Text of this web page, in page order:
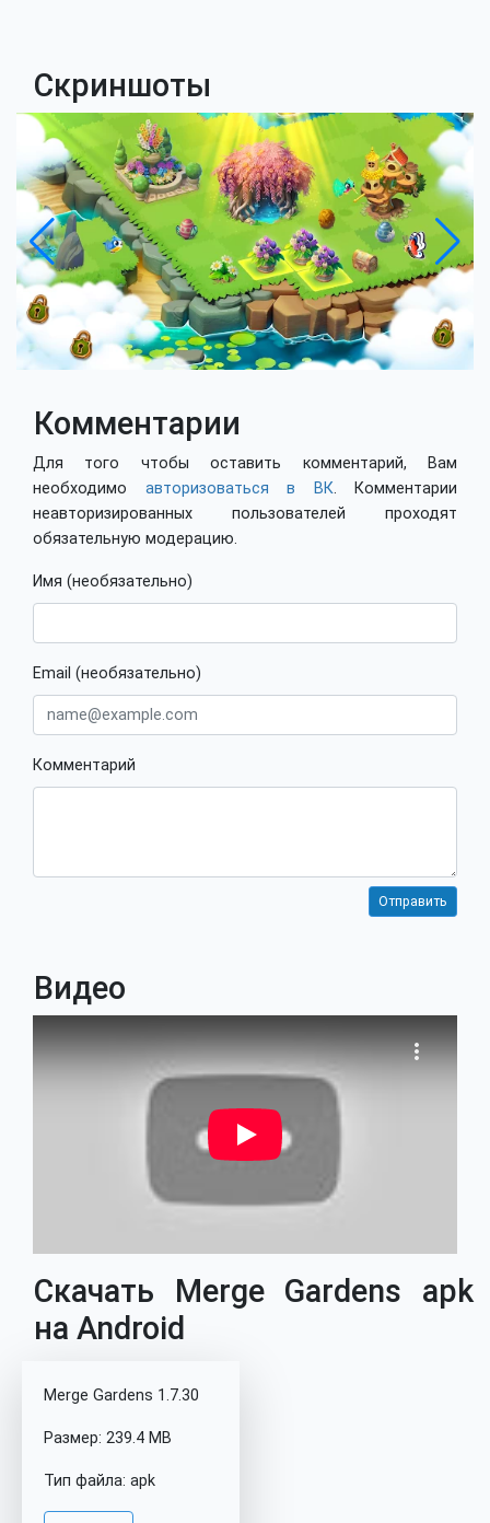
Скриншоты
Комментарии
Для того чтобы оставить комментарий, Вам
необходимо авторизоваться в ВК. Комментарии
неавторизированных пользователей проходят
обязательную модерацию.
Имя (необязательно)
Email (необязательно)
Комментарий
Видео
Скачать Merge Gardens apk
на Android
Merge Gardens 1.7.30
Размер: 239.4 MB
Тип файла: apk